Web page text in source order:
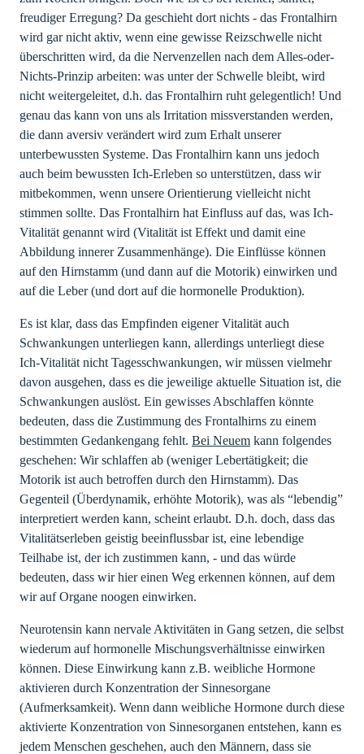
freudiger Erregung? Da geschieht dort nichts - das Frontalhirn
wird gar nicht aktiv, wenn eine gewisse Reizschwelle nicht
überschritten wird, da die Nervenzellen nach dem Alles-oder-
Nichts-Prinzip arbeiten: was unter der Schwelle bleibt, wird
nicht weitergeleitet, d.h. das Frontalhirn ruht gelegentlich! Und
genau das kann von uns als Irritation missverstanden werden,
die dann aversiv verändert wird zum Erhalt unserer
unterbewussten Systeme. Das Frontalhirn kann uns jedoch
auch beim bewussten Ich-Erleben so unterstützen, dass wir
mitbekommen, wenn unsere Orientierung vielleicht nicht
stimmen sollte. Das Frontalhirn hat Einfluss auf das, was Ich-
Vitalität genannt wird (Vitalität ist Effekt und damit eine
Abbildung innerer Zusammenhänge). Die Einflüsse können
auf den Hirnstamm (und dann auf die Motorik) einwirken und
auf die Leber (und dort auf die hormonelle Produktion).
Es ist klar, dass das Empfinden eigener Vitalität auch
Schwankungen unterliegen kann, allerdings unterliegt diese
Ich-Vitalität nicht Tagesschwankungen, wir müssen vielmehr
davon ausgehen, dass es die jeweilige aktuelle Situation ist, die
Schwankungen auslöst. Ein gewisses Abschlaffen könnte
bedeuten, dass die Zustimmung des Frontalhirns zu einem
bestimmten Gedankengang fehlt. Bei Neuem kann folgendes
geschehen: Wir schlaffen ab (weniger Lebertätigkeit; die
Motorik ist auch betroffen durch den Hirnstamm). Das
Gegenteil (Überdynamik, erhöhte Motorik), was als “lebendig”
interpretiert werden kann, scheint erlaubt. D.h. doch, dass das
Vitalitätserleben geistig beeinflussbar ist, eine lebendige
Teilhabe ist, der ich zustimmen kann, - und das würde
bedeuten, dass wir hier einen Weg erkennen können, auf dem
wir auf Organe noogen einwirken.
Neurotensin kann nervale Aktivitäten in Gang setzen, die selbst
wiederum auf hormonelle Mischungsverhältnisse einwirken
können. Diese Einwirkung kann z.B. weibliche Hormone
aktivieren durch Konzentration der Sinnesorgane
(Aufmerksamkeit). Wenn dann weibliche Hormone durch diese
aktivierte Konzentration von Sinnesorganen entstehen, kann es
jedem Menschen geschehen, auch den Männern, dass sie